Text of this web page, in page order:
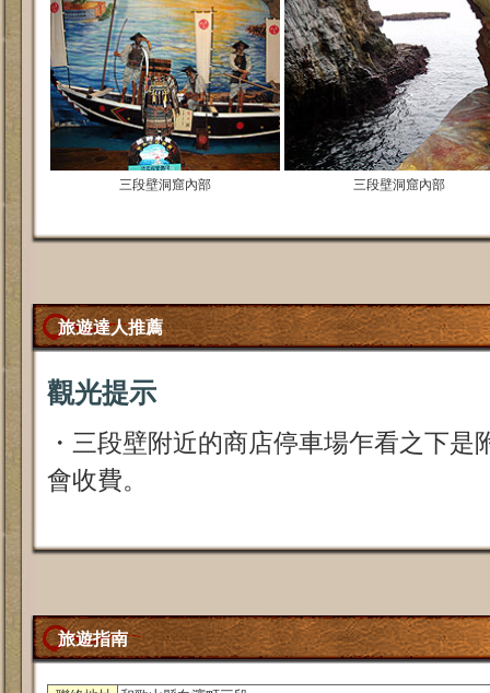
三段壁洞窟內部 三段壁洞窟內部
旅遊達人推薦
觀光提示
・三段壁附近的商店停車場乍看之下
會收費。
旅遊指南